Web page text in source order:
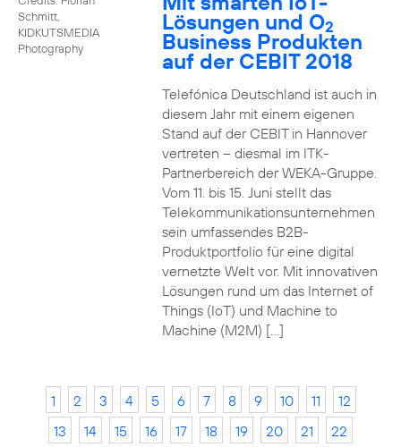
Schmitt,
KIDKUTSMEDIA
Photography
Lösungen und O2
Business Produkten
auf der CEBIT 2018
Telefónica Deutschland ist auch in
diesem Jahr mit einem eigenen
Stand auf der CEBIT in Hannover
vertreten – diesmal im ITK-
Partnerbereich der WEKA-Gruppe.
Vom 11. bis 15. Juni stellt das
Telekommunikationsunternehmen
sein umfassendes B2B-
Produktportfolio für eine digital
vernetzte Welt vor. Mit innovativen
Lösungen rund um das Internet of
Things (IoT) und Machine to
Machine (M2M) […]
1 2 3 4 5 6 7 8 9 10 11
12
13
14 15 16 17 18 19 20 21
22